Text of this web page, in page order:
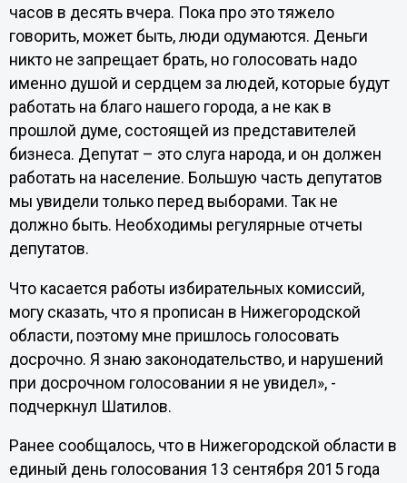
часов в десять вчера. Пока про это тяжело
говорить, может быть, люди одумаются. Деньги
никто не запрещает брать, но голосовать надо
именно душой и сердцем за людей, которые будут
работать на благо нашего города, а не как в
прошлой думе, состоящей из представителей
бизнеса. Депутат – это слуга народа, и он должен
работать на население. Большую часть депутатов
мы увидели только перед выборами. Так не
должно быть. Необходимы регулярные отчеты
депутатов.
Что касается работы избирательных комиссий,
могу сказать, что я прописан в Нижегородской
области, поэтому мне пришлось голосовать
досрочно. Я знаю законодательство, и нарушений
при досрочном голосовании я не увидел», -
подчеркнул Шатилов.
Ранее сообщалось, что в Нижегородской области в
единый день голосования 13 сентября 2015 года